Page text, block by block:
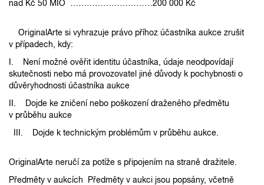
nad Kč 50 MIO …………………………200 000 Kč
OriginalArte si vyhrazuje právo příhoz účastníka aukce zrušit
v případech, kdy:
I. Není možné ověřit identitu účastníka, údaje neodpovídají
skutečnosti nebo má provozovatel jiné důvody k pochybnosti o
důvěryhodnosti účastníka aukce
II. Dojde ke zničení nebo poškození draženého předmětu
v průběhu aukce
III. Dojde k technickým problémům v průběhu aukce.
OriginalArte neručí za potíže s připojením na straně dražitele.
Předměty v aukcích Předměty v aukci jsou popsány, včetně